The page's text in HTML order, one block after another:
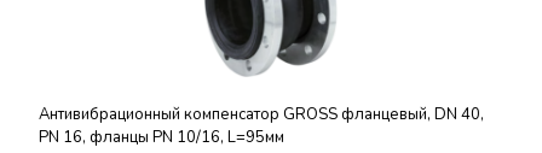
Антивибрационный компенсатор GROSS фланцевый, DN 40,
PN 16, фланцы PN 10/16, L=95мм